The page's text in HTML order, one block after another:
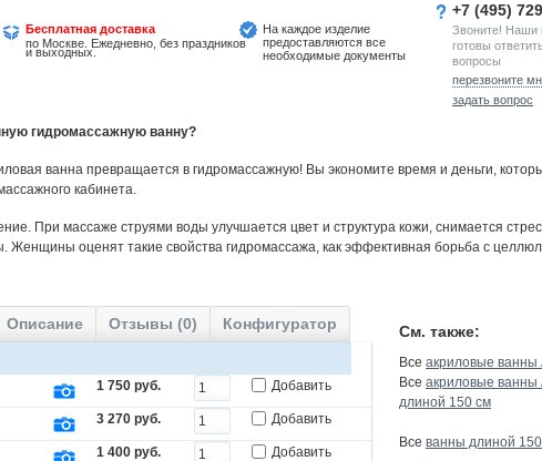
Бесплатная доставка
по Москве. Ежедневно, без праздников
и выходных.
На каждое изделие
предоставляются все
необходимые документы
+7 (495)
Звоните! Наши
готовы
вопросы
перезвоните
задать вопрос
гидромассажную ванну?
ванна превращается в гидромассажную! Вы экономите время и деньги,
кабинета.
При массаже струями воды улучшается цвет и структура кожи, снимается
оценят такие свойства гидромассажа, как эффективная борьба с
Описание Отзывы (0) Конфигуратор
1 750 руб. Добавить
3 270 руб. Добавить
1 400 руб. Добавить
См. также:
Все акриловые ванны
Все акриловые ванны
длиной 150 см
Все ванны длиной